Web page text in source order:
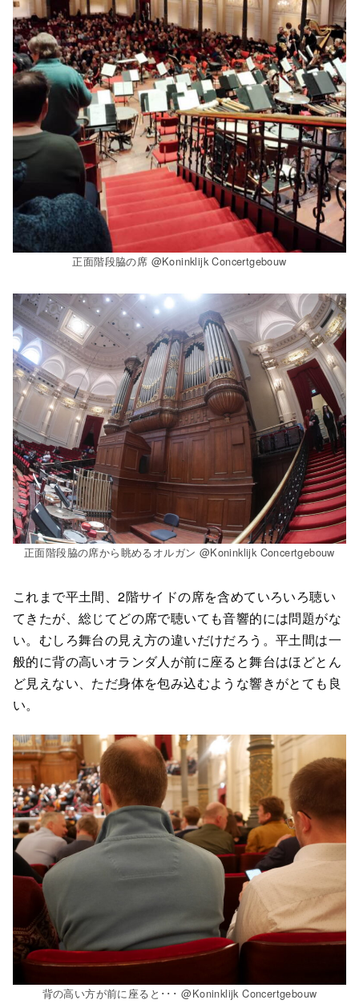
正面階段脇の席 @Koninklijk Concertgebouw
正面階段脇の席から眺めるオルガン @Koninklijk Concertgebouw
これまで平土間、2階サイドの席を含めていろいろ聴い
てきたが、総じてどの席で聴いても音響的には問題がな
い。むしろ舞台の見え方の違いだけだろう。平土間は一
般的に背の高いオランダ人が前に座ると舞台はほどとん
ど見えない、ただ身体を包み込むような響きがとても良
い。
背の高い方が前に座ると･･･ @Koninklijk Concertgebouw